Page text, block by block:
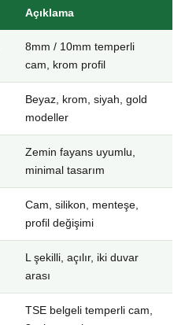
Açıklama
8mm / 10mm temperli
cam, krom profil
Beyaz, krom, siyah, gold
modeller
Zemin fayans uyumlu,
minimal tasarım
Cam, silikon, menteşe,
profil değişimi
L şekilli, açılır, iki duvar
arası
TSE belgeli temperli cam,